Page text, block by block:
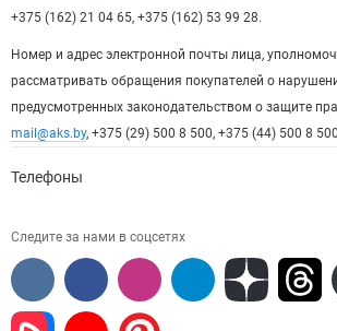
+375 (162) 21 04 65, +375 (162) 53 99 28.
Номер и адрес электронной почты лица,
рассматривать обращения покупателей о
предусмотренных законодательством о защите
mail@aks.by, +375 (29) 500 8 500, +375 (44) 500 8
Телефоны
Следите за нами в соцсетях